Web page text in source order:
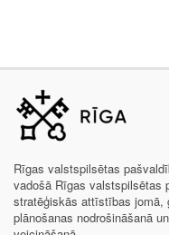
Rīgas valstspilsētas
vadošā Rīgas valstspilsētas
stratēģiskās attīstības jomā,
plānošanas nodrošināšanā